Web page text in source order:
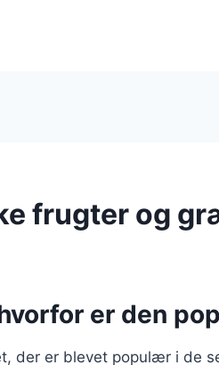
frugter og
er den
der er blevet populær i de